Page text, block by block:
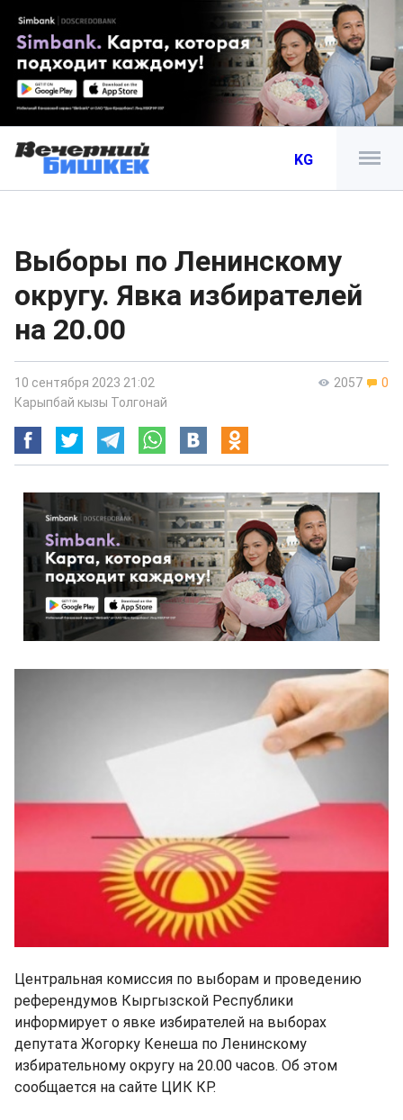
KG
Выборы по Ленинскому
округу. Явка избирателей
на 20.00
2057 0
10 сентября 2023 21:02
Карыпбай кызы Толгонай
Центральная комиссия по выборам и проведению
референдумов Кыргызской Республики
информирует о явке избирателей на выборах
депутата Жогорку Кенеша по Ленинскому
избирательному округу на 20.00 часов. Об этом
сообщается на сайте ЦИК КР.